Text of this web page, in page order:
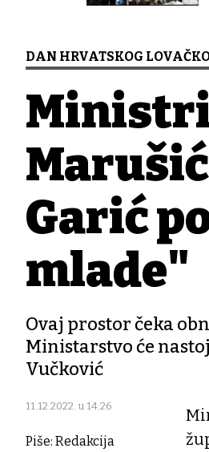
DAN HRVATSKOG
Garić
mlade"
Ovaj prostor čeka
Ministarstvo će
Vučković
11.12.2022. u 14:26
Piše: Redakcija